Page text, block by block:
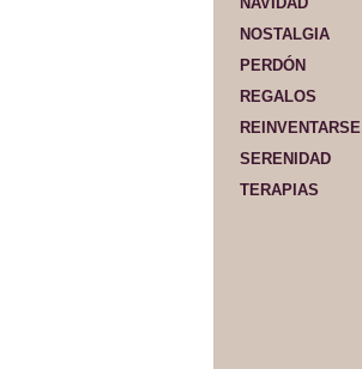
NOSTALGIA
PERDÓN
REGALOS
REINVENTARSE
SERENIDAD
TERAPIAS